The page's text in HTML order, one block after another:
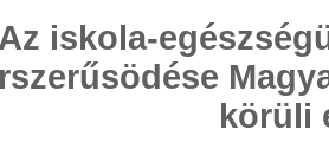
Az iskola-
körüli